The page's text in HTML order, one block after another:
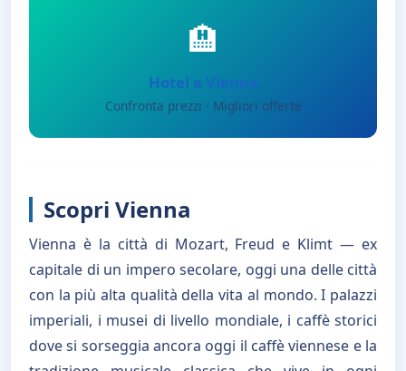
🏨
Hotel a Vienna
Confronta prezzi · Migliori offerte
Scopri Vienna
Vienna è la città di Mozart, Freud e Klimt — ex
capitale di un impero secolare, oggi una delle città
con la più alta qualità della vita al mondo. I palazzi
imperiali, i musei di livello mondiale, i caffè storici
dove si sorseggia ancora oggi il caffè viennese e la